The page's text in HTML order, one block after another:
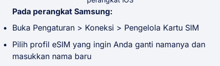
Pada perangkat Samsung:
Buka Pengaturan > Koneksi > Pengelola Kartu SIM
Pilih profil eSIM yang ingin Anda ganti namanya dan
masukkan nama baru